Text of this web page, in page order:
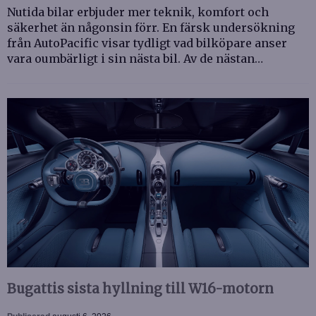
Nutida bilar erbjuder mer teknik, komfort och
säkerhet än någonsin förr. En färsk undersökning
från AutoPacific visar tydligt vad bilköpare anser
vara oumbärligt i sin nästa bil. Av de nästan…
Bugattis sista hyllning till W16-motorn